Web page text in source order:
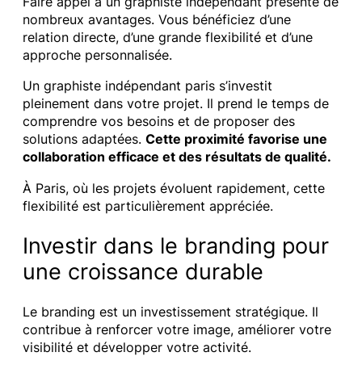
nombreux avantages. Vous bénéficiez d’une
relation directe, d’une grande flexibilité et d’une
approche personnalisée.
Un graphiste indépendant paris s’investit
pleinement dans votre projet. Il prend le temps de
comprendre vos besoins et de proposer des
solutions adaptées. Cette proximité favorise une
collaboration efficace et des résultats de qualité.
À Paris, où les projets évoluent rapidement, cette
flexibilité est particulièrement appréciée.
Investir dans le branding pour
une croissance durable
Le branding est un investissement stratégique. Il
contribue à renforcer votre image, améliorer votre
visibilité et développer votre activité.